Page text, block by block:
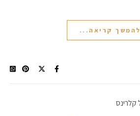
להמשך קריאה...